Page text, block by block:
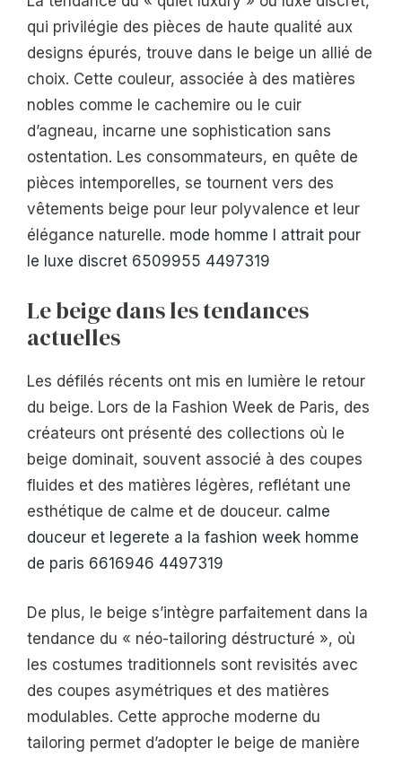
qui privilégie des pièces de haute qualité aux
designs épurés, trouve dans le beige un allié de
choix. Cette couleur, associée à des matières
nobles comme le cachemire ou le cuir
d’agneau, incarne une sophistication sans
ostentation. Les consommateurs, en quête de
pièces intemporelles, se tournent vers des
vêtements beige pour leur polyvalence et leur
élégance naturelle. mode homme l attrait pour
le luxe discret 6509955 4497319
Le beige dans les tendances
actuelles
Les défilés récents ont mis en lumière le retour
du beige. Lors de la Fashion Week de Paris, des
créateurs ont présenté des collections où le
beige dominait, souvent associé à des coupes
fluides et des matières légères, reflétant une
esthétique de calme et de douceur. calme
douceur et legerete a la fashion week homme
de paris 6616946 4497319
De plus, le beige s’intègre parfaitement dans la
tendance du « néo-tailoring déstructuré », où
les costumes traditionnels sont revisités avec
des coupes asymétriques et des matières
modulables. Cette approche moderne du
tailoring permet d’adopter le beige de manière